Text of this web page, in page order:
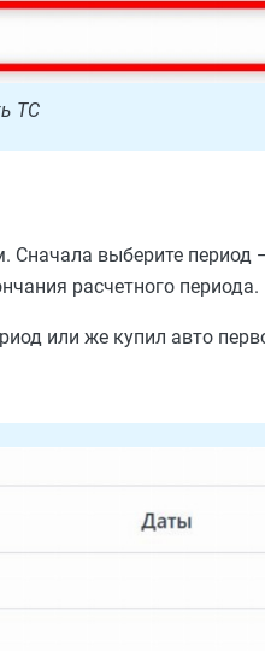
ТС
Сначала выберите
расчетного периода.
или же купил авто